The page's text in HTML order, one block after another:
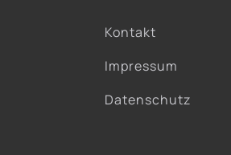
Kontakt
Impressum
Datenschutz